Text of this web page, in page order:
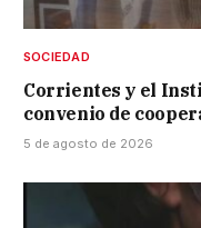
SOCIEDAD
Corrientes y el
convenio de
5 de agosto de 2026